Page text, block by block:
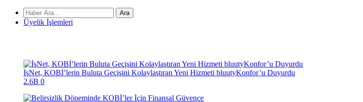
Ara
Üyelik İşlemleri
İşNet, KOBİ’lerin Buluta Geçişini Kolaylaştıran Yeni Hizmeti bluutyKonfor’u Duyurdu
2.6B 0